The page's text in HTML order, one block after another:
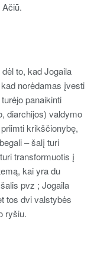
to, kad Jogaila
norėdamas įvesti
panaikinti
diarchijos) valdymo
krikščionybę,
– šalį turi
transformuotis į
kai yra du
pvz ; Jogaila
tos dvi valstybės
ryšiu.